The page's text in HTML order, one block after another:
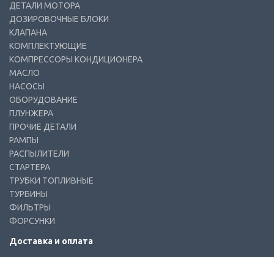
ДЕТАЛИ МОТОРА
ДОЗИРОВОЧНЫЕ БЛОКИ
КЛАПАНА
КОМПЛЕКТУЮЩИЕ
КОМПРЕССОРЫ КОНДИЦИОНЕРА
МАСЛО
НАСОСЫ
ОБОРУДОВАНИЕ
ПЛУНЖЕРА
ПРОЧИЕ ДЕТАЛИ
РАМПЫ
РАСПЫЛИТЕЛИ
СТАРТЕРА
ТРУБКИ ТОПЛИВНЫЕ
ТУРБИНЫ
ФИЛЬТРЫ
ФОРСУНКИ
Доставка и оплата